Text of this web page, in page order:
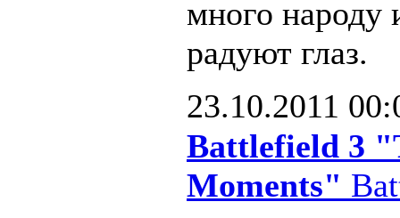
много народу
радуют глаз.
23.10.2011
Battlefield 3
Moments"